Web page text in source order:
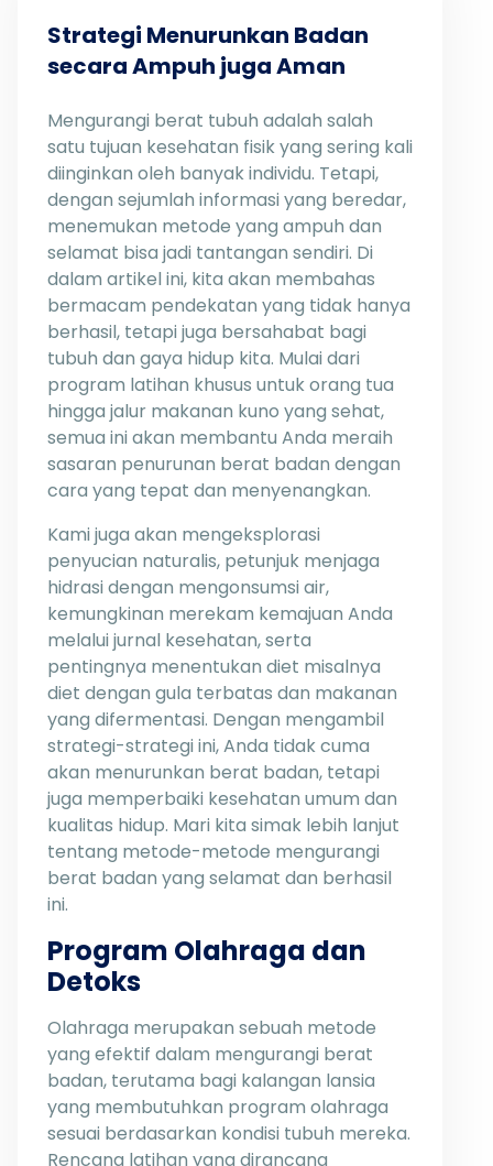
Strategi Menurunkan Badan
secara Ampuh juga Aman
Mengurangi berat tubuh adalah salah
satu tujuan kesehatan fisik yang sering kali
diinginkan oleh banyak individu. Tetapi,
dengan sejumlah informasi yang beredar,
menemukan metode yang ampuh dan
selamat bisa jadi tantangan sendiri. Di
dalam artikel ini, kita akan membahas
bermacam pendekatan yang tidak hanya
berhasil, tetapi juga bersahabat bagi
tubuh dan gaya hidup kita. Mulai dari
program latihan khusus untuk orang tua
hingga jalur makanan kuno yang sehat,
semua ini akan membantu Anda meraih
sasaran penurunan berat badan dengan
cara yang tepat dan menyenangkan.
Kami juga akan mengeksplorasi
penyucian naturalis, petunjuk menjaga
hidrasi dengan mengonsumsi air,
kemungkinan merekam kemajuan Anda
melalui jurnal kesehatan, serta
pentingnya menentukan diet misalnya
diet dengan gula terbatas dan makanan
yang difermentasi. Dengan mengambil
strategi-strategi ini, Anda tidak cuma
akan menurunkan berat badan, tetapi
juga memperbaiki kesehatan umum dan
kualitas hidup. Mari kita simak lebih lanjut
tentang metode-metode mengurangi
berat badan yang selamat dan berhasil
ini.
Program Olahraga dan
Detoks
Olahraga merupakan sebuah metode
yang efektif dalam mengurangi berat
badan, terutama bagi kalangan lansia
yang membutuhkan program olahraga
sesuai berdasarkan kondisi tubuh mereka.
Rencana latihan yang dirancang